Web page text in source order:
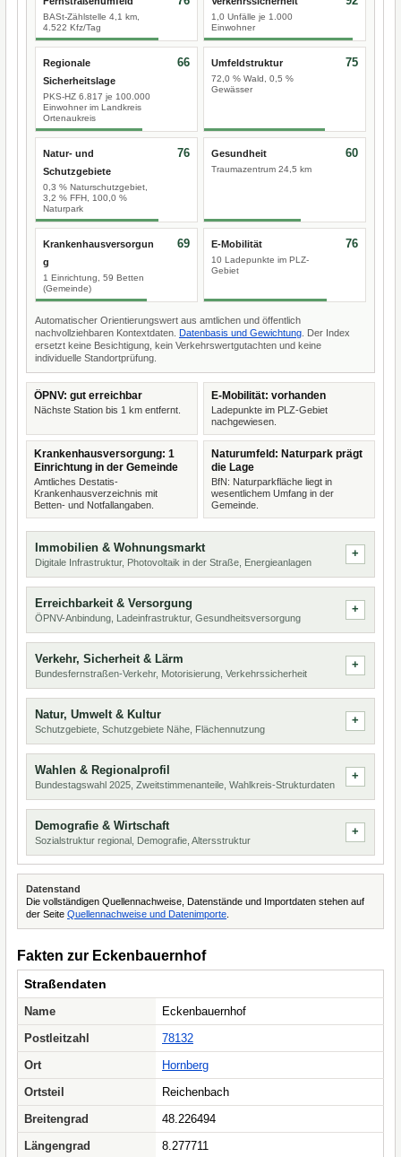
BASt-Zählstelle 4,1 km,
4.522 Kfz/Tag
1,0 Unfälle je 1.000
Einwohner
Regionale
Sicherheitslage
PKS-HZ 6.817 je 100.000
Einwohner im Landkreis
Ortenaukreis
66 Umfeldstruktur
72,0 % Wald, 0,5 %
Gewässer
75
Natur- und
Schutzgebiete
0,3 % Naturschutzgebiet,
3,2 % FFH, 100,0 %
Naturpark
76 Gesundheit
Traumazentrum 24,5 km
60
Krankenhausversorgun
g
1 Einrichtung, 59 Betten
(Gemeinde)
69 E-Mobilität
10 Ladepunkte im PLZ-
Gebiet
76
Automatischer Orientierungswert aus amtlichen und öffentlich
nachvollziehbaren Kontextdaten. Datenbasis und Gewichtung . Der Index
ersetzt keine Besichtigung, kein Verkehrswertgutachten und keine
individuelle Standortprüfung.
ÖPNV: gut erreichbar
Nächste Station bis 1 km entfernt.
E-Mobilität: vorhanden
Ladepunkte im PLZ-Gebiet
nachgewiesen.
Krankenhausversorgung: 1
Einrichtung in der Gemeinde
Amtliches Destatis-
Krankenhausverzeichnis mit
Betten- und Notfallangaben.
Naturumfeld: Naturpark prägt
die Lage
BfN: Naturparkfläche liegt in
wesentlichem Umfang in der
Gemeinde.
Immobilien & Wohnungsmarkt
Digitale Infrastruktur, Photovoltaik in der Straße, Energieanlagen
Erreichbarkeit & Versorgung
ÖPNV-Anbindung, Ladeinfrastruktur, Gesundheitsversorgung
Verkehr, Sicherheit & Lärm
Bundesfernstraßen-Verkehr, Motorisierung, Verkehrssicherheit
Natur, Umwelt & Kultur
Schutzgebiete, Schutzgebiete Nähe, Flächennutzung
Wahlen & Regionalprofil
Bundestagswahl 2025, Zweitstimmenanteile, Wahlkreis-Strukturdaten
Demografie & Wirtschaft
Sozialstruktur regional, Demografie, Altersstruktur
Datenstand
Die vollständigen Quellennachweise, Datenstände und Importdaten stehen auf
der Seite Quellennachweise und Datenimporte
Fakten zur Eckenbauernhof
Straßendaten
Name
Eckenbauernhof
Postleitzahl
78132
Ort
Hornberg
Ortsteil
Reichenbach
Breitengrad
48.226494
Längengrad
8.277711